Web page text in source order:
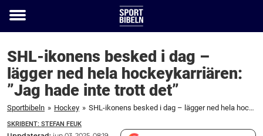
Toggle
SHL-ikonens besked i dag –
lägger ned hela hockeykarriären:
”Jag hade inte trott det”
Sportbibeln » Hockey » SHL-ikonens besked i dag – lägger ned hela hockeykarriären: "Jag hade inte trott det"
SKRIBENT: STEFAN FEUK